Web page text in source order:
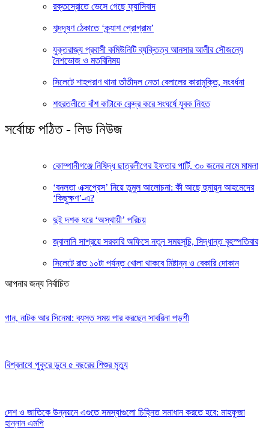
রক্তস্রোতে ভেসে গেছে ফ্যাসিবাদ
শব্দদূষণ ঠেকাতে ‘ক্র্যাশ প্রোগ্রাম’
যুক্তরাজ্য প্রবাসী কমিউনিটি ব্যক্তিত্ব আনসার আলীর সৌজন্যে
নৈশভোজ ও মতবিনিময়
সিলেটে শাহপরাণ থানা তাঁতীদল নেতা বেলালের কারামুক্তি, সংবর্ধনা
শহরতলীতে বাঁশ কাটাকে কেন্দ্র করে সংঘর্ষে যুবক নিহত
সর্বোচ্চ পঠিত - লিড নিউজ
কোম্পানীগঞ্জে নিষিদ্ধ ছাত্রলীগের ইফতার পার্টি, ৩০ জনের নামে মামলা
‘বনলতা এক্সপ্রেস’ নিয়ে তুমুল আলোচনা: কী আছে হুমায়ূন আহমেদের
‘কিছুক্ষণ’-এ?
দুই দশক ধরে ‘অস্থায়ী’ পরিচয়
জ্বালানি সাশ্রয়ে সরকারি অফিসে নতুন সময়সূচি, সিদ্ধান্ত বৃহস্পতিবার
সিলেটে রাত ১০টা পর্যন্ত খোলা থাকবে মিষ্টান্ন ও বেকারি দোকান
আপনার জন্য নির্বাচিত
গান, নাটক আর সিনেমা: ব্যস্ত সময় পার করছেন সাবরিনা পড়শী
বিশ্বনাথে পুকুরে ডুবে ৫ বছরের শিশুর মৃত্যু
দেশ ও জাতিকে উন্নয়নে এগুতে সমস্যাগুলো চিহ্নিত সমাধান করতে হবে: মাহফুজা
হান্নান এমপি